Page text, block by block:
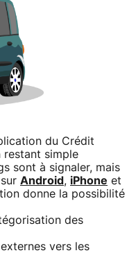
du Crédit
restant simple
sont à signaler, mais
Android , iPhone et
donne la possibilité
des
vers les